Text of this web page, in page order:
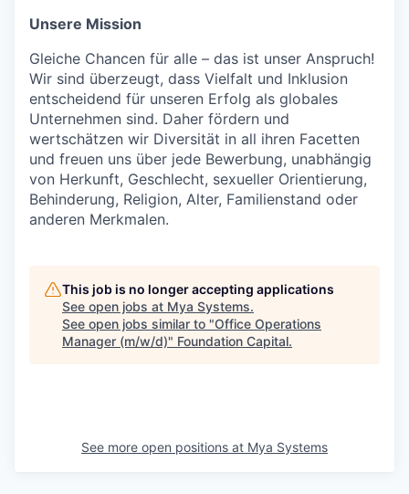
Unsere Mission
Gleiche Chancen für alle – das ist unser Anspruch!
Wir sind überzeugt, dass Vielfalt und Inklusion
entscheidend für unseren Erfolg als globales
Unternehmen sind. Daher fördern und
wertschätzen wir Diversität in all ihren Facetten
und freuen uns über jede Bewerbung, unabhängig
von Herkunft, Geschlecht, sexueller Orientierung,
Behinderung, Religion, Alter, Familienstand oder
anderen Merkmalen.
This job is no longer accepting applications
See open jobs at Mya Systems.
See open jobs similar to "Office Operations
Manager (m/w/d)" Foundation Capital.
See more open positions at Mya Systems